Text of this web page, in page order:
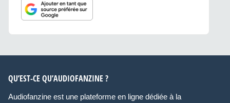
QU’EST-CE QU’AUDIOFANZINE ?
Audiofanzine est une plateforme en ligne dédiée à la